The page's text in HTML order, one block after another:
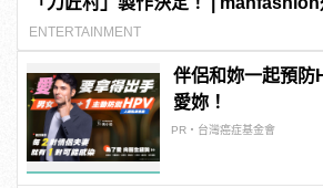
ENTERTAINMENT
伴侶和妳一起預防
愛妳！
PR・台灣癌症基金會